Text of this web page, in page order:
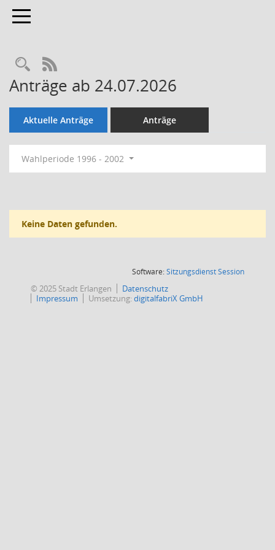
Toggle navigation
Rechercheauswahl
RSS-Feed
Anträge ab 24.07.2026
Aktuelle Anträge Anträge
Wahlperiode 1996 - 2002
Keine Daten gefunden.
Software:SitzungsdienstSession(Wird in
© 2025 Stadt Erlangen
Datenschutz
Impressum
Umsetzung:digitalfabriX GmbH